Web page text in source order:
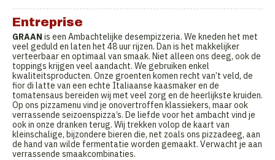
Entreprise
GRAAN is een Ambachtelijke desempizzeria. We kneden het met
veel geduld en laten het 48 uur rijzen. Dan is het makkelijker
verteerbaar en optimaal van smaak. Niet alleen ons deeg, ook de
toppings krijgen veel aandacht. We gebruiken enkel
kwaliteitsproducten. Onze groenten komen recht van’t veld, de
fior di latte van een echte Italiaanse kaasmaker en de
tomatensaus bereiden wij met veel zorg en de heerlijkste kruiden.
Op ons pizzamenu vind je onovertroffen klassiekers, maar ook
verrassende seizoenspizza’s. De liefde voor het ambacht vind je
ook in onze dranken terug. Wij trekken volop de kaart van
kleinschalige, bijzondere bieren die, net zoals ons pizzadeeg, aan
de hand van wilde fermentatie worden gemaakt. Verwacht je aan
verrassende smaakcombinaties.